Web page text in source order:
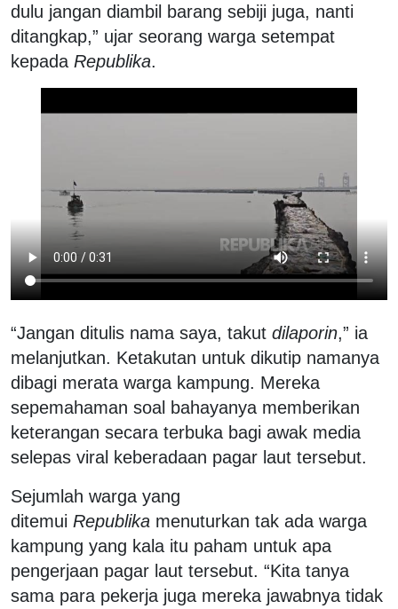
dulu jangan diambil barang sebiji juga, nanti
ditangkap,” ujar seorang warga setempat
kepada Republika.
“Jangan ditulis nama saya, takut dilaporin,” ia
melanjutkan. Ketakutan untuk dikutip namanya
dibagi merata warga kampung. Mereka
sepemahaman soal bahayanya memberikan
keterangan secara terbuka bagi awak media
selepas viral keberadaan pagar laut tersebut.
Sejumlah warga yang
ditemui Republika menuturkan tak ada warga
kampung yang kala itu paham untuk apa
pengerjaan pagar laut tersebut. “Kita tanya
sama para pekerja juga mereka jawabnya tidak